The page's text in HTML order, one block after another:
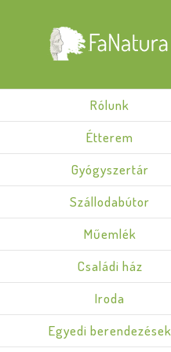
Rólunk
Étterem
Gyógyszertár
Szállodabútor
Műemlék
Családi ház
Iroda
Egyedi berendezések